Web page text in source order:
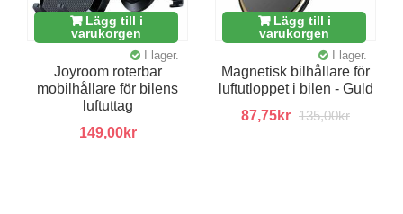
Lägg till i
varukorgen
I lager.
Joyroom roterbar
mobilhållare för bilens
luftuttag
149,00kr
Lägg till i
varukorgen
I lager.
Magnetisk bilhållare för
luftutloppet i bilen - Guld
87,75kr 135,00kr